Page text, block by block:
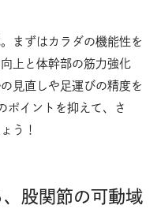
まずはカラダの機能性を
上と体幹部の筋力強化
見直しや足運びの精度を
ポイントを抑えて、さ
う！
股関節の可動域